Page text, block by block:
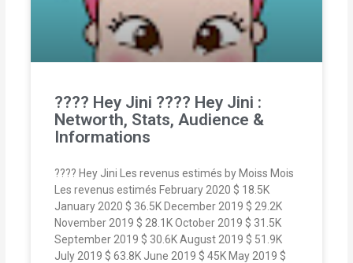
???? Hey Jini ???? Hey Jini :
Networth, Stats, Audience &
Informations
???? Hey Jini Les revenus estimés by Moiss Mois
Les revenus estimés February 2020 $ 18.5K
January 2020 $ 36.5K December 2019 $ 29.2K
November 2019 $ 28.1K October 2019 $ 31.5K
September 2019 $ 30.6K August 2019 $ 51.9K
July 2019 $ 63.8K June 2019 $ 45K May 2019 $